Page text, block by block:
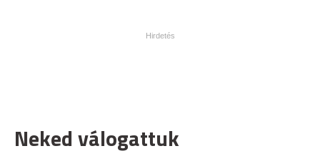
Neked válogattuk